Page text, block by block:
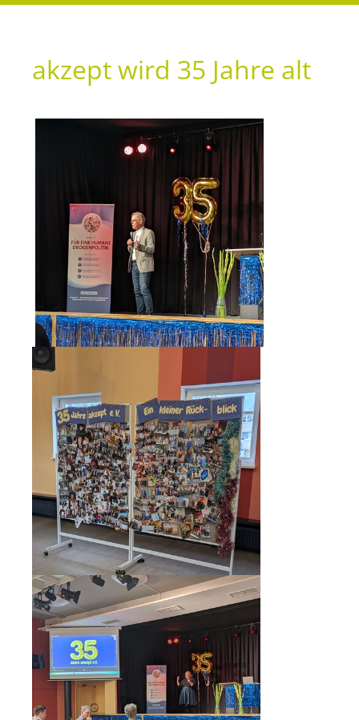
akzept wird 35 Jahre alt